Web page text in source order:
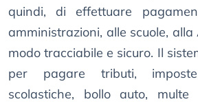
quindi, di effettuare
amministrazioni, alle scuole, alla
modo tracciabile e sicuro. Il
per pagare tributi,
scolastiche, bollo auto,